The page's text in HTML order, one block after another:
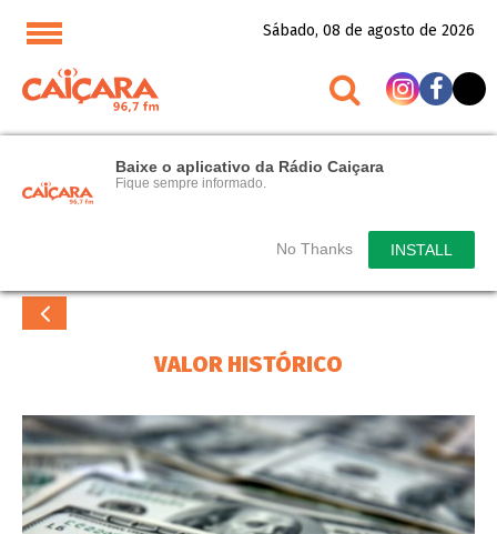
Baixe o aplicativo da Rádio Caiçara
Fique sempre informado.
No Thanks INSTALL
Sábado, 08 de agosto de 2026
VALOR HISTÓRICO